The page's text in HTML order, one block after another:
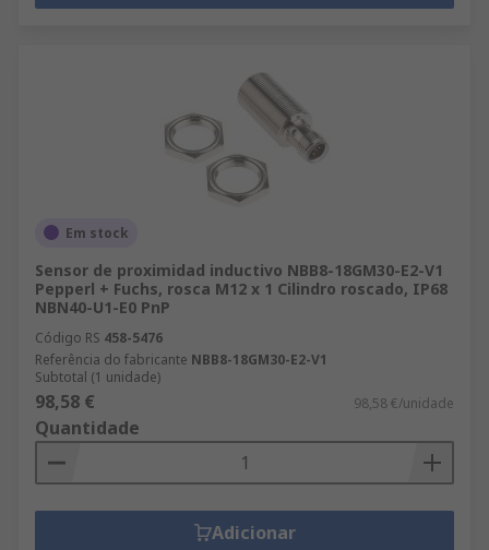
Em stock
Sensor de proximidad inductivo NBB8-18GM30-E2-V1
Pepperl + Fuchs, rosca M12 x 1 Cilindro roscado, IP68
NBN40-U1-E0 PnP
Código RS 458-5476
Referência do fabricante NBB8-18GM30-E2-V1
Subtotal (1 unidade)
98,58 € 98,58 €/unidade
Quantidade
Adicionar